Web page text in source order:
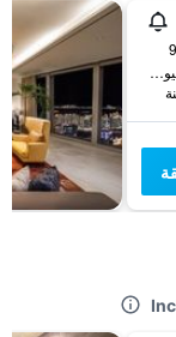
200, Techno Park-ro, إنشيون, كوريا الجنوبية